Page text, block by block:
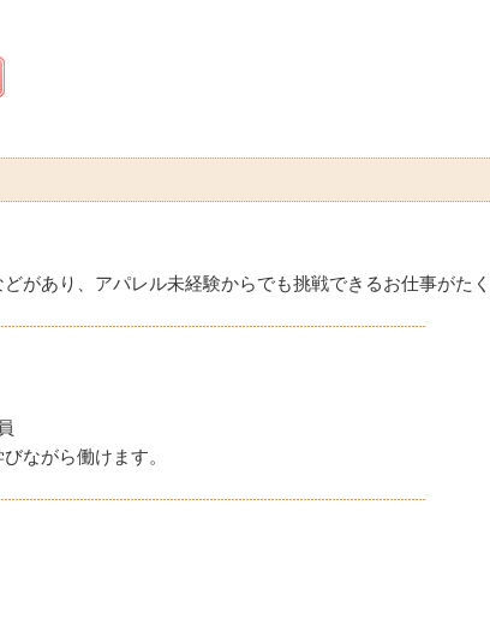
があり、アパレル未経験からでも挑戦できるお仕事がた
ながら働けます。